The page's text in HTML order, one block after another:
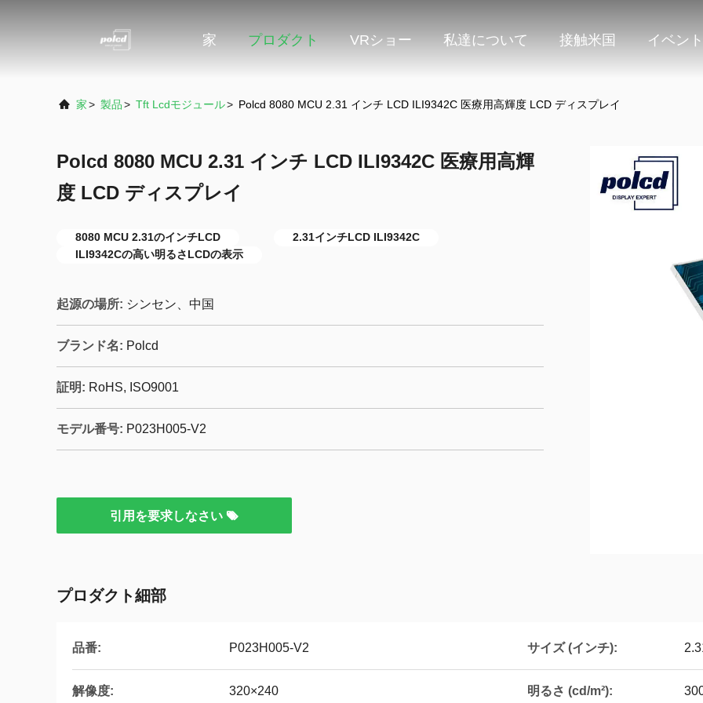
家 プロダクト VRショー 私達について 接触米国 イベント
家> 製品> Tft Lcdモジュール> Polcd 8080 MCU 2.31 インチ LCD ILI9342C 医療用高輝度 LCD ディスプレイ
Polcd 8080 MCU 2.31 インチ LCD ILI9342C 医療用高輝
度 LCD ディスプレイ
8080 MCU 2.31のインチLCD
2.31インチLCD ILI9342C
ILI9342Cの高い明るさLCDの表示
起源の場所: シンセン、中国
ブランド名: Polcd
証明: RoHS, ISO9001
モデル番号: P023H005-V2
引用を要求しなさい
プロダクト細部
品番: P023H005-V2 サイズ (インチ):
解像度: 320×240 明るさ (cd/m²):